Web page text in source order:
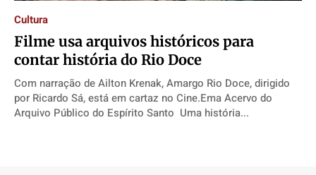
Privacidade
Privacidade
Privacidade
Privacidade
Cultura
Filme usa arquivos históricos para
contar história do Rio Doce
Com narração de Ailton Krenak, Amargo Rio Doce, dirigido
por Ricardo Sá, está em cartaz no Cine.Ema Acervo do
Arquivo Público do Espírito Santo Uma história...